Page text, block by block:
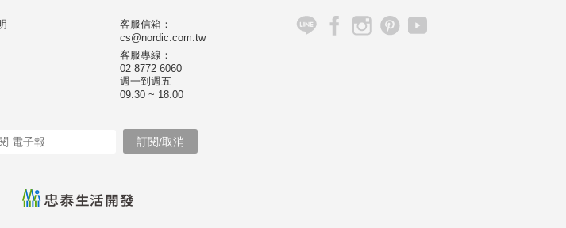
客服信箱：
cs@nordic.com.tw
客服專線：
02 8772 6060
週一到週五
09:30 ~ 18:00